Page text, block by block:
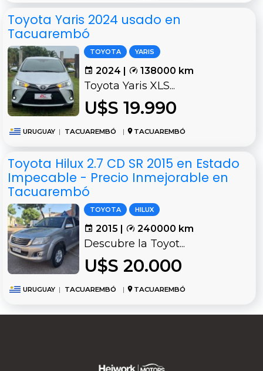
Toyota Yaris 2024 usado en
Tacuarembó
TOYOTA YARIS
2024 | 138000 km
Toyota Yaris XLS...
U$S 19.990
URUGUAY | TACUAREMBÓ | TACUAREMBÓ
Toyota Hilux 2.7 CD SR 2015 en Estado
Impecable - Precio Inmejorable en
Tacuarembó
TOYOTA HILUX
2015 | 240000 km
Descubre la Toyot...
U$S 20.000
URUGUAY | TACUAREMBÓ | TACUAREMBÓ